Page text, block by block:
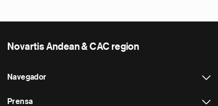
Novartis Andean & CAC region
Navegador
Prensa